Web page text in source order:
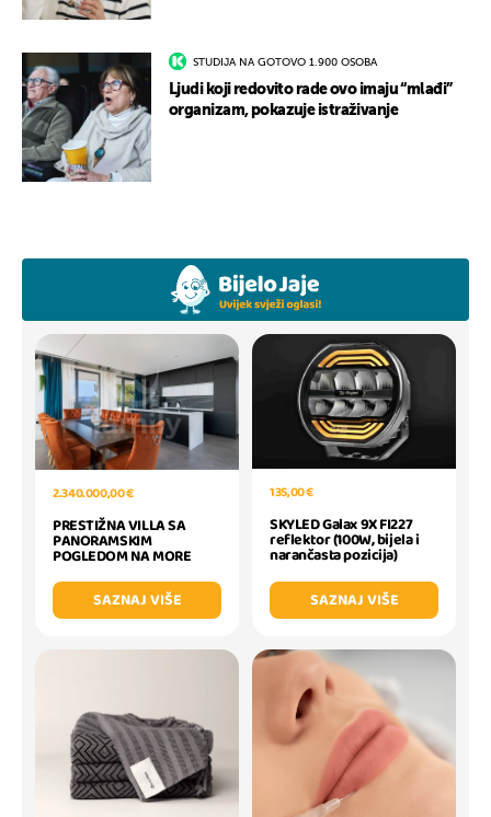
STUDIJA NA GOTOVO 1.900 OSOBA
Ljudi koji redovito rade ovo imaju “mlađi”
organizam, pokazuje istraživanje
2.340.000,00 €
PRESTIŽNA VILLA SA
PANORAMSKIM
POGLEDOM NA MORE
SAZNAJ VIŠE
135,00 €
SKYLED Galax 9X FI227
reflektor (100W, bijela i
narančasta pozicija)
SAZNAJ VIŠE